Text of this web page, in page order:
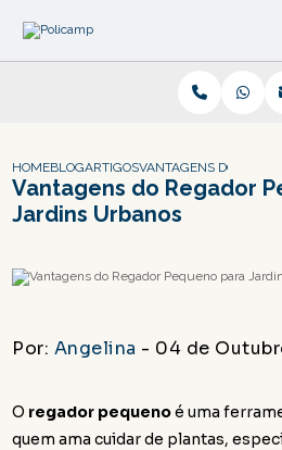
HOMEBLOGARTIGOSVANTAGENS DO
Vantagens do Regador
Jardins Urbanos
Por: Angelina - 04 de
O regador pequenoé uma
quem ama cuidar de plantas,